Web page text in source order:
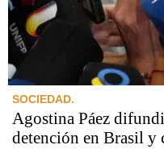
SOCIEDAD.
Agostina Páez
detención en Brasil y